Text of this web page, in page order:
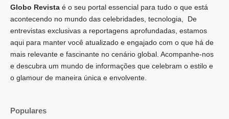
Globo Revista é o seu portal essencial para tudo o que está
acontecendo no mundo das celebridades, tecnologia, De
entrevistas exclusivas a reportagens aprofundadas, estamos
aqui para manter você atualizado e engajado com o que há de
mais relevante e fascinante no cenário global. Acompanhe-nos
e descubra um mundo de informações que celebram o estilo e
o glamour de maneira única e envolvente.
Populares